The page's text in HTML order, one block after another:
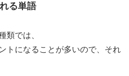
る単語
類では、
トになることが多いので、それ